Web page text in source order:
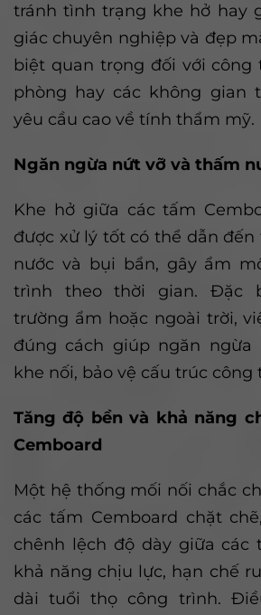
tránh tình trạng khe hở hay
giác chuyên nghiệp và đẹp
biệt quan trọng đối với công
phòng hay các không gian
yêu cầu cao về tính thẩm mỹ.
Ngăn ngừa nứt vỡ và thấm
Khe hở giữa các tấm
được xử lý tốt có thể dẫn
nước và bụi bẩn, gây ẩm
trình theo thời gian. Đặc
trường ẩm hoặc ngoài trời,
đúng cách giúp ngăn ngừa
khe nối, bảo vệ cấu trúc công
Tăng độ bền và khả năng
Cemboard
Một hệ thống mối nối chắc
các tấm Cemboard chặt
chênh lệch độ dày giữa các
khả năng chịu lực, hạn chế
dài tuổi thọ công trình.